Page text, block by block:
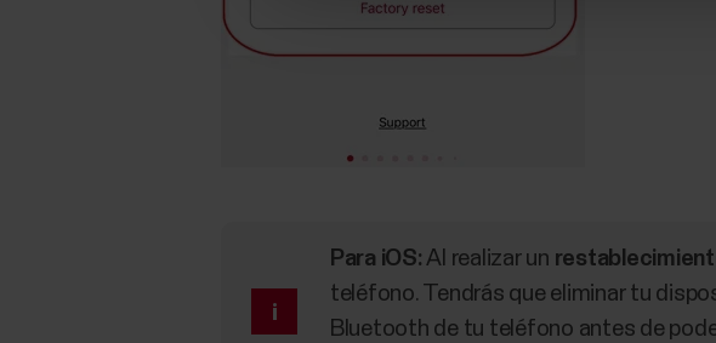
Para iOS: Al realizar un
teléfono. Tendrás que eliminar tu
Bluetooth de tu teléfono antes de